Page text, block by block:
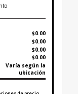
$0.00
$0.00
$0.00
$0.00
Varía según la
ubicación